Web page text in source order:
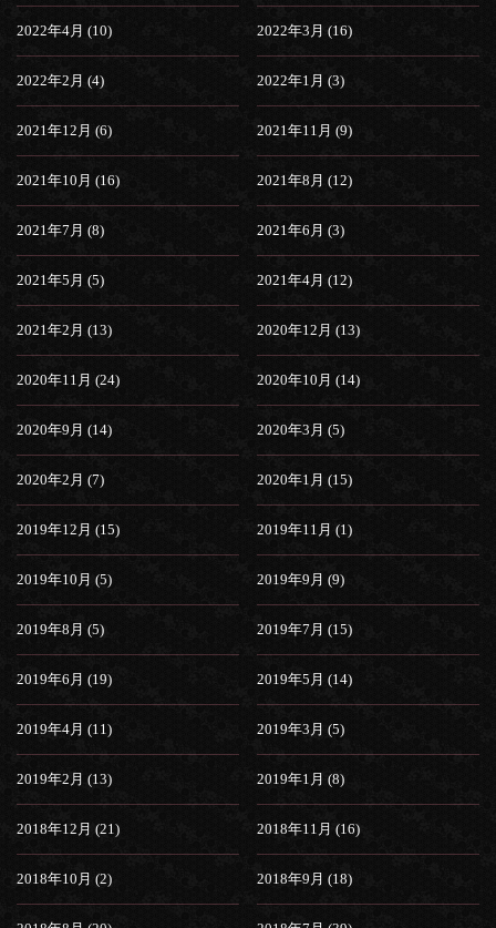
2022年4月 (10) 2022年3月 (16)
2022年2月 (4) 2022年1月 (3)
2021年12月 (6) 2021年11月 (9)
2021年10月 (16) 2021年8月 (12)
2021年7月 (8) 2021年6月 (3)
2021年5月 (5) 2021年4月 (12)
2021年2月 (13) 2020年12月 (13)
2020年11月 (24) 2020年10月 (14)
2020年9月 (14) 2020年3月 (5)
2020年2月 (7) 2020年1月 (15)
2019年12月 (15) 2019年11月 (1)
2019年10月 (5) 2019年9月 (9)
2019年8月 (5) 2019年7月 (15)
2019年6月 (19) 2019年5月 (14)
2019年4月 (11) 2019年3月 (5)
2019年2月 (13) 2019年1月 (8)
2018年12月 (21) 2018年11月 (16)
2018年10月 (2) 2018年9月 (18)